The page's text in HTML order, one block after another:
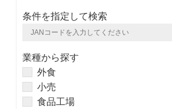
条件を指定して検索
業種から探す
外食
小売
食品工場